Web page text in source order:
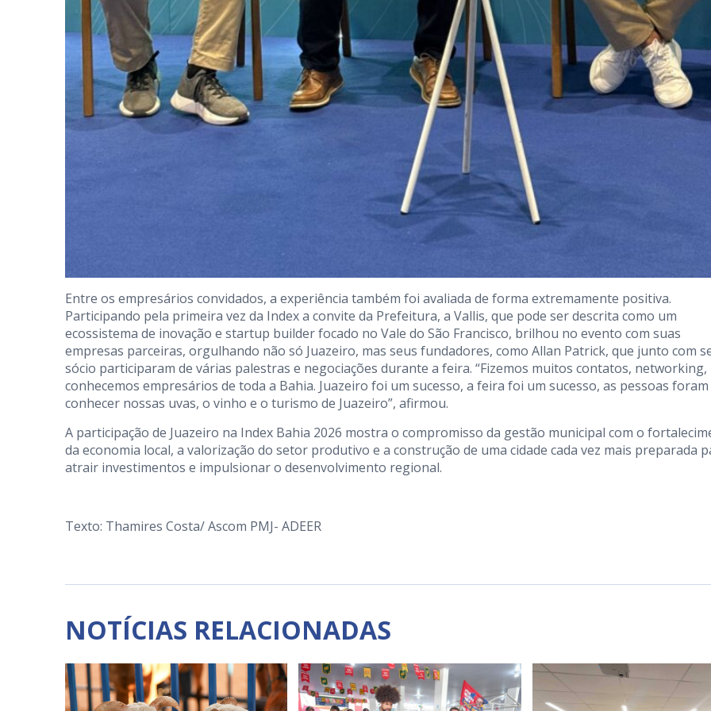
Entre os empresários convidados, a experiência também foi avaliada de forma extremamente positiva.
Participando pela primeira vez da Index a convite da Prefeitura, a Vallis, que pode ser descrita como um
ecossistema de inovação e startup builder focado no Vale do São Francisco, brilhou no evento com suas
empresas parceiras, orgulhando não só Juazeiro, mas seus fundadores, como Allan Patrick, que junto com
sócio participaram de várias palestras e negociações durante a feira. “Fizemos muitos contatos, networking,
conhecemos empresários de toda a Bahia. Juazeiro foi um sucesso, a feira foi um sucesso, as pessoas foram
conhecer nossas uvas, o vinho e o turismo de Juazeiro”, afirmou.
A participação de Juazeiro na Index Bahia 2026 mostra o compromisso da gestão municipal com o
da economia local, a valorização do setor produtivo e a construção de uma cidade cada vez mais preparada
atrair investimentos e impulsionar o desenvolvimento regional.
Texto: Thamires Costa/ Ascom PMJ- ADEER
NOTÍCIAS RELACIONADAS